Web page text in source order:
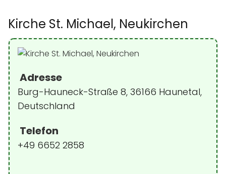
Kirche St. Michael, Neukirchen
Adresse
Burg-Hauneck-Straße 8, 36166 Haunetal,
Deutschland
Telefon
+49 6652 2858